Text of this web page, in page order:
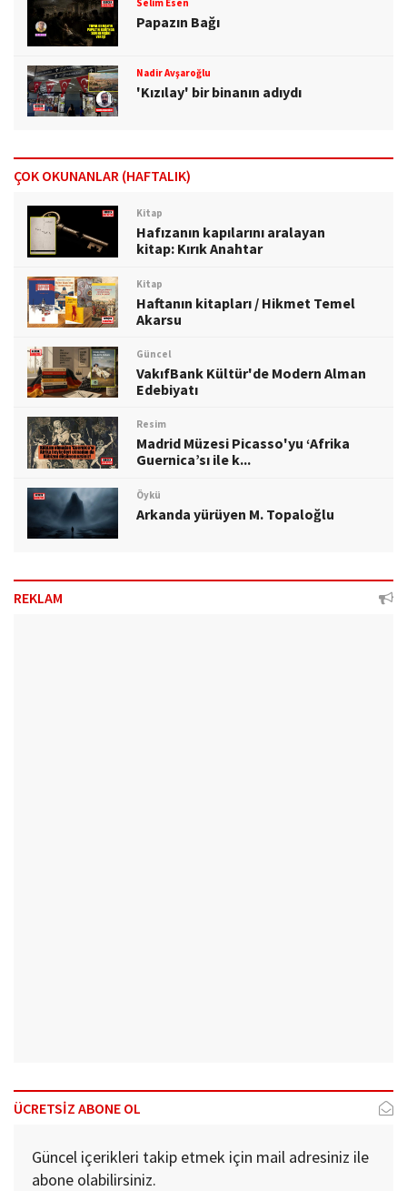
Papazın Bağı
Nadir Avşaroğlu
'Kızılay' bir binanın adıydı
ÇOK OKUNANLAR (HAFTALIK)
Kitap
Hafızanın kapılarını aralayan
kitap: Kırık Anahtar
Kitap
Haftanın kitapları / Hikmet Temel
Akarsu
Güncel
VakıfBank Kültür'de Modern Alman
Edebiyatı
Resim
Madrid Müzesi Picasso'yu ‘Afrika
Guernica’sı ile k...
Öykü
Arkanda yürüyen M. Topaloğlu
REKLAM
ÜCRETSİZ ABONE OL
Güncel içerikleri takip etmek için mail adresiniz ile
abone olabilirsiniz.